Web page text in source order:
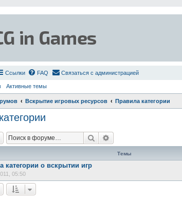
Ссылки FAQ Связаться с администрацией
Активные темы
Вскрытие игровых ресурсов Правила категории
Поиск
Темы
категории о вскрытии игр
05:50